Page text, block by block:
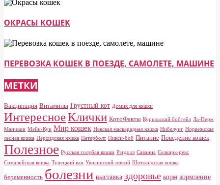
ОКРАСЫ КОШЕК
ПЕРЕВОЗКА КОШЕК В ПОЕЗДЕ, САМОЛЕТЕ, МАШИНЕ
МЕТКИ
Вакцинация Витамины Грустный кот Домик для кошки
ИнтересноеКлички КотоФакты Курильский бобтейл Ла-Перм
Манчкин Мейн-Кун Мир кошек Невская маскарадная кошка Нибелунг Норвежская
лесная кошка Персидская кошка Петерболт Пикси-боб Питание Поведение кошек
Полезное Русская голубая кошка Рэгдолл Саванна Селкирк-рекс
Сомалийская кошка Турецкий ван Украинский левкой Шотландская кошка
беременность болезни выставка здоровье корм кормление